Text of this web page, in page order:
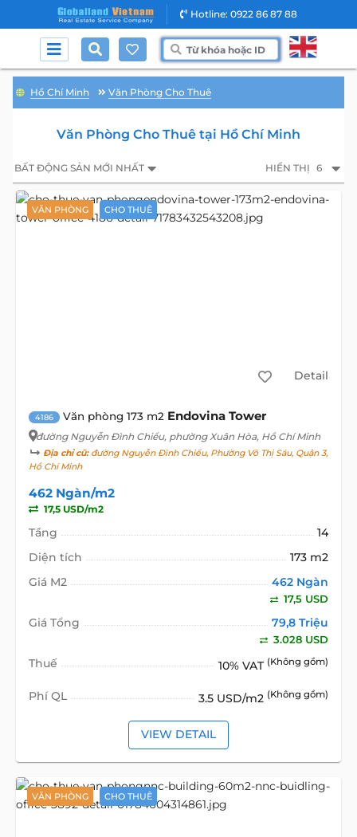
Hotline: 0922 86 87 88
Hồ Chí Minh Văn Phòng Cho Thuê
Văn Phòng Cho Thuê tại Hồ Chí Minh
BẤT ĐỘNG SẢN MỚI NHẤT HIỂN THỊ 6
VĂN PHÒNG CHO THUÊ
Detail
4186 Văn phòng 173 m2 Endovina Tower
đường Nguyễn Đình Chiểu, phường Xuân Hòa, Hồ Chí Minh
Địa chỉ cũ:đường Nguyễn Đình Chiểu, Phường Võ Thị Sáu, Quận 3,
Hồ Chí Minh
462 Ngàn/m2
17,5 USD/m2
Tầng
14
Diện tích
173 m2
Giá M2
462 Ngàn
17,5 USD
Giá Tổng 79,8 Triệu
3.028 USD
Thuế 10% VAT (Không gồm)
Phí QL 3.5 USD/m2 (Không gồm)
VIEW DETAIL
VĂN PHÒNG CHO THUÊ